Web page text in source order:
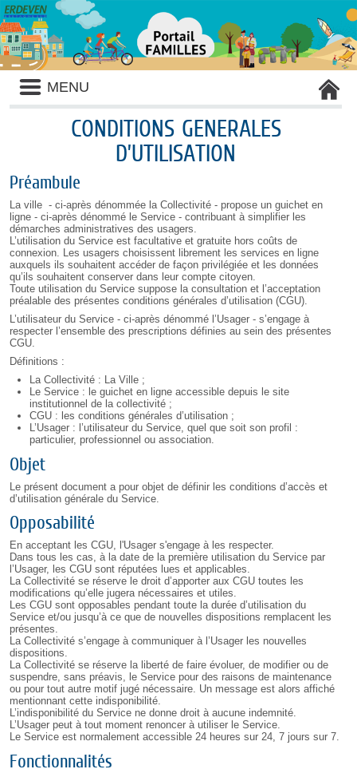
Liste
des
avertissements
MENU
CONDITIONS GENERALES
D’UTILISATION
Préambule
La ville - ci-après dénommée la Collectivité - propose un guichet en
ligne - ci-après dénommé le Service - contribuant à simplifier les
démarches administratives des usagers.
L’utilisation du Service est facultative et gratuite hors coûts de
connexion. Les usagers choisissent librement les services en ligne
auxquels ils souhaitent accéder de façon privilégiée et les données
qu’ils souhaitent conserver dans leur compte citoyen.
Toute utilisation du Service suppose la consultation et l’acceptation
préalable des présentes conditions générales d’utilisation (CGU).
L’utilisateur du Service - ci-après dénommé l’Usager - s’engage à
respecter l’ensemble des prescriptions définies au sein des présentes
CGU.
Définitions :
La Collectivité : La Ville ;
Le Service : le guichet en ligne accessible depuis le site
institutionnel de la collectivité ;
CGU : les conditions générales d’utilisation ;
L’Usager : l’utilisateur du Service, quel que soit son profil :
particulier, professionnel ou association.
Objet
Le présent document a pour objet de définir les conditions d’accès et
d’utilisation générale du Service.
Opposabilité
En acceptant les CGU, l'Usager s'engage à les respecter.
Dans tous les cas, à la date de la première utilisation du Service par
l’Usager, les CGU sont réputées lues et applicables.
La Collectivité se réserve le droit d’apporter aux CGU toutes les
modifications qu’elle jugera nécessaires et utiles.
Les CGU sont opposables pendant toute la durée d’utilisation du
Service et/ou jusqu’à ce que de nouvelles dispositions remplacent les
présentes.
La Collectivité s’engage à communiquer à l’Usager les nouvelles
dispositions.
La Collectivité se réserve la liberté de faire évoluer, de modifier ou de
suspendre, sans préavis, le Service pour des raisons de maintenance
ou pour tout autre motif jugé nécessaire. Un message est alors affiché
mentionnant cette indisponibilité.
L’indisponibilité du Service ne donne droit à aucune indemnité.
L’Usager peut à tout moment renoncer à utiliser le Service.
Le Service est normalement accessible 24 heures sur 24, 7 jours sur 7.
Fonctionnalités